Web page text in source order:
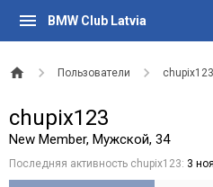
BMW Club Latvia
Пользователи chupix123
chupix123
New Member, Мужской, 34
Последняя активность chupix123: 3